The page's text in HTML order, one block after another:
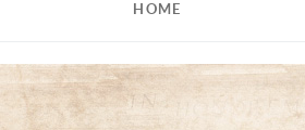
HOME